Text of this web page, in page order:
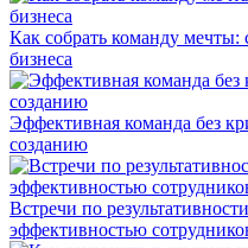
Как собрать команду мечты:
бизнеса
Эффективная команда без
созданию
Встречи по
эффективностью